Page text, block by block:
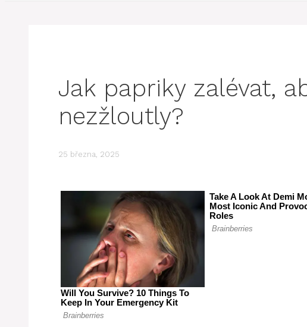
Jak papriky zalévat,
nezžloutly?
25 března, 2025